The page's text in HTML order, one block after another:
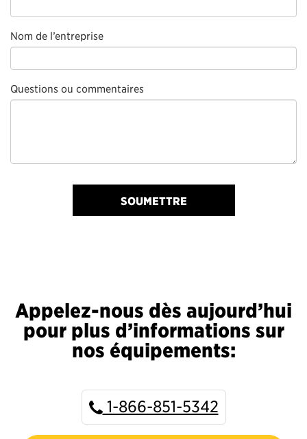
Nom de l’entreprise
Questions ou commentaires
SOUMETTRE
Appelez-nous dès aujourd’hui
pour plus d’informations sur
nos équipements:
1-866-851-5342